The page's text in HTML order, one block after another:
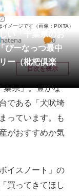
い「千葉県のお
ぴーなっつ最中
ー（枇杷倶楽
イメージです（画像：PIXTA）
hatena 0
目次を表示
県」。豊かな
である「犬吠埼
っています。も
がおすすめか気
イスノート」の
買ってきてほし